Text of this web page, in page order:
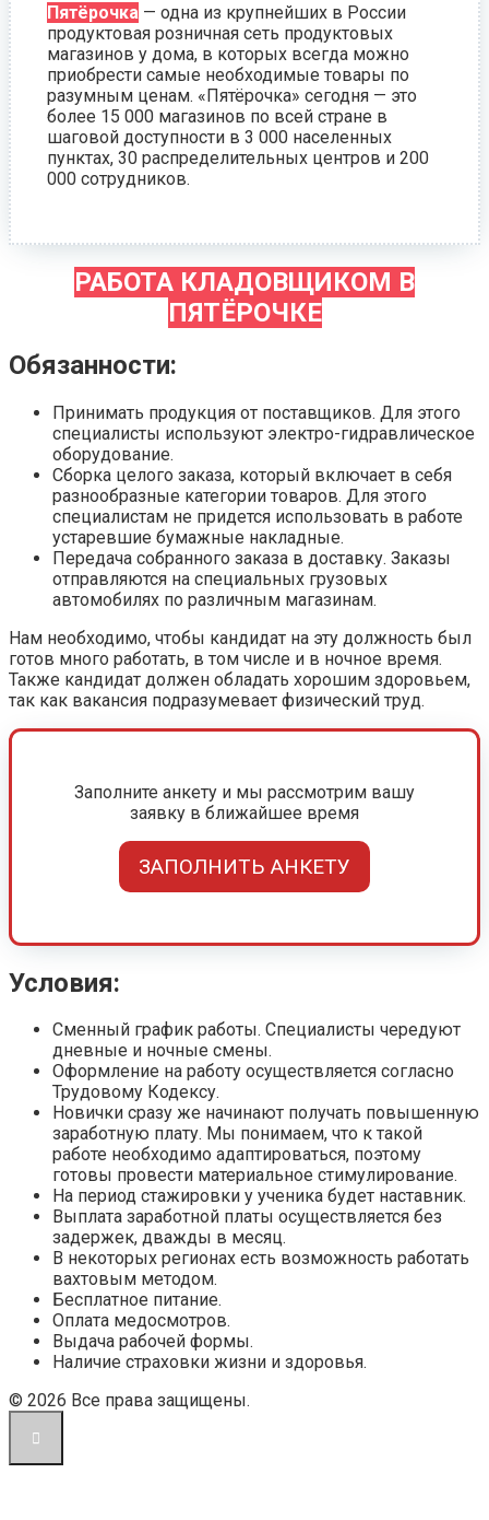
Пятёрочка — одна из крупнейших в России
продуктовая розничная сеть продуктовых
магазинов у дома, в которых всегда можно
приобрести самые необходимые товары по
разумным ценам. «Пятёрочка» сегодня — это
более 15 000 магазинов по всей стране в
шаговой доступности в 3 000 населенных
пунктах, 30 распределительных центров и 200
000 сотрудников.
РАБОТА КЛАДОВЩИКОМ В
ПЯТЁРОЧКЕ
Обязанности:
Принимать продукция от поставщиков. Для этого
специалисты используют электро-гидравлическое
оборудование.
Сборка целого заказа, который включает в себя
разнообразные категории товаров. Для этого
специалистам не придется использовать в работе
устаревшие бумажные накладные.
Передача собранного заказа в доставку. Заказы
отправляются на специальных грузовых
автомобилях по различным магазинам.
Нам необходимо, чтобы кандидат на эту должность был
готов много работать, в том числе и в ночное время.
Также кандидат должен обладать хорошим здоровьем,
так как вакансия подразумевает физический труд.
Заполните анкету и мы рассмотрим вашу
заявку в ближайшее время
ЗАПОЛНИТЬ АНКЕТУ
Условия:
Сменный график работы. Специалисты чередуют
дневные и ночные смены.
Оформление на работу осуществляется согласно
Трудовому Кодексу.
Новички сразу же начинают получать повышенную
заработную плату. Мы понимаем, что к такой
работе необходимо адаптироваться, поэтому
готовы провести материальное стимулирование.
На период стажировки у ученика будет наставник.
Выплата заработной платы осуществляется без
задержек, дважды в месяц.
В некоторых регионах есть возможность работать
вахтовым методом.
Бесплатное питание.
Оплата медосмотров.
Выдача рабочей формы.
Наличие страховки жизни и здоровья.
© 2026 Все права защищены.